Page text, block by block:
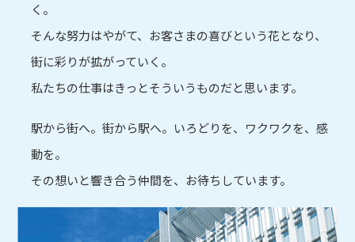
く。
そんな努力はやがて、お客さまの喜びという花となり、
街に彩りが拡がっていく。
私たちの仕事はきっとそういうものだと思います。
駅から街へ。街から駅へ。いろどりを、ワクワクを、感
動を。
その想いと響き合う仲間を、お待ちしています。